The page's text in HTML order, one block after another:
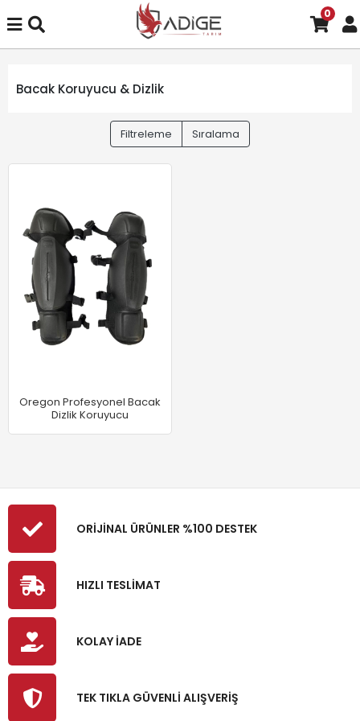
0
Bacak Koruyucu & Dizlik
Filtreleme Sıralama
Oregon Profesyonel Bacak
Dizlik Koruyucu
ORİJİNAL ÜRÜNLER %100 DESTEK
HIZLI TESLİMAT
KOLAY İADE
TEK TIKLA GÜVENLİ ALIŞVERİŞ